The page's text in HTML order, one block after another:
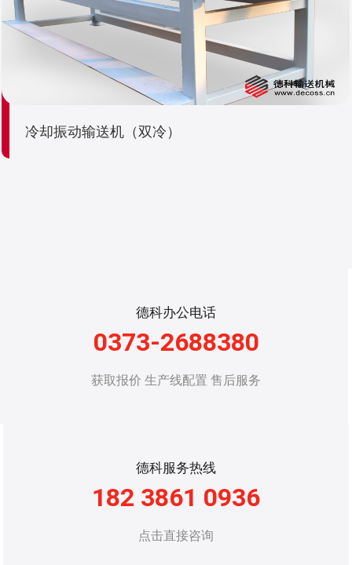
冷却振动输送机（双冷）
德科办公电话
0373-2688380
获取报价 生产线配置 售后服务
德科服务热线
182 3861 0936
点击直接咨询